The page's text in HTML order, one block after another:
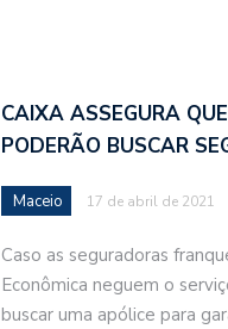
CAIXA ASSEGURA
PODERÃO BUSCAR
Maceio 17 de abril de 2021
Caso as seguradoras
Econômica neguem o
buscar uma apólice para